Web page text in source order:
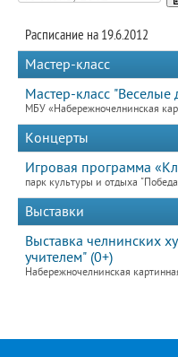
Расписание на 19.6.2012
Мастер-класс
Мастер-класс "Веселые
МБУ «Набережночелнинская
Концерты
Игровая программа
парк культуры и отдыха
Выставки
Выставка челнинских
учителем" (0+)
Набережночелнинская